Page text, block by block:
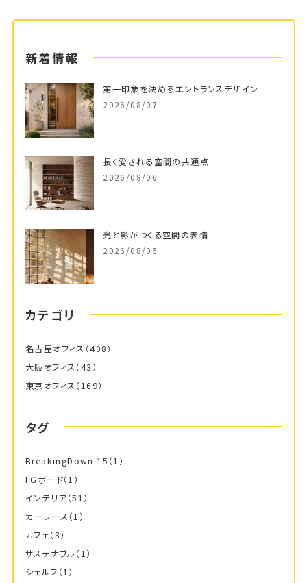
新着情報
第一印象を決めるエントランスデザイン
2026/08/07
長く愛される空間の共通点
2026/08/06
光と影がつくる空間の表情
2026/08/05
カテゴリ
名古屋オフィス （408）
大阪オフィス （43）
東京オフィス （169）
タグ
BreakingDown 15 （1）
FGボード（1）
インテリア（51）
カーレース （1）
カフェ（3）
サステナブル （1）
シェルフ （1）